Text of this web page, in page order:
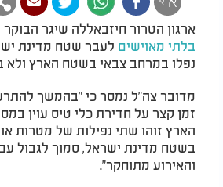
ארגון הטרור חיזבאללה שיגר
בלתי מאוישים לעבר שטח מדינת
נפלו במרחב צבאי בשטח הארץ ולא
מדובר צה"ל נמסר כי "בהמשך
זמן קצר על חדירת כלי טיס עוין
הארץ זוהו שתי נפילות של מטרות
בשטח מדינת ישראל, סמוך לגבול עם
והאירוע מתוחקר".